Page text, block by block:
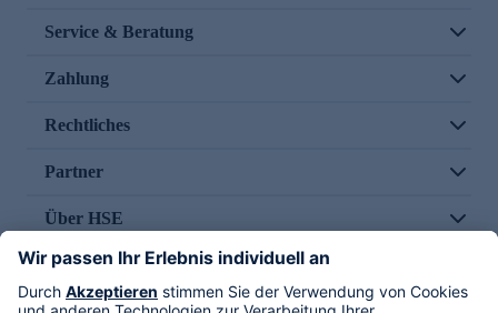
Service & Beratung
Zahlung
Rechtliches
Partner
Über HSE
Im TV